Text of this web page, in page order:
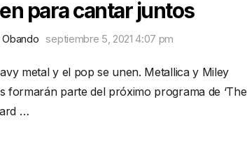
para cantar juntos
Obando septiembre 5, 2021 4:07 pm
metal y el pop se unen. Metallica y Miley
formarán parte del próximo programa de ‘The
…